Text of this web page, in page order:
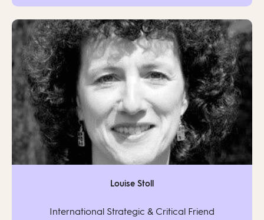
Louise Stoll
International Strategic & Critical Friend